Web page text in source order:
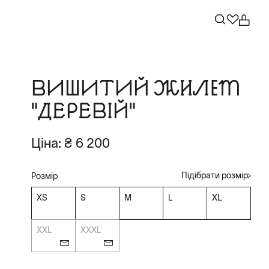
ВИШИТИЙ ЖИЛЕТ
"ДЕРЕВІЙ"
Ціна: ₴ 6 200
Розмір Підібрати розмір
XS S M L XL
XXL XXXL